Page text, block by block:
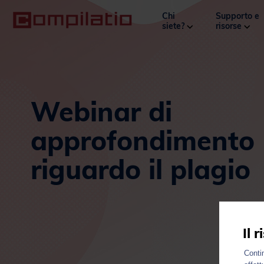
Chi
siete?
Supporto e
risorse
Webinar di
approfondimento
riguardo il plagio
Il